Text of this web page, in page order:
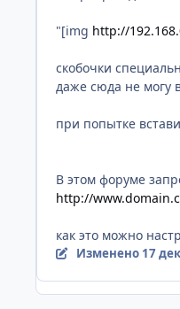
"[img http://
скобочки
даже сюда не могу
при попытке
В этом форуме
http://
как это можно
Изменено 17